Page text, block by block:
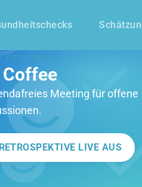
Coffee
Meeting für offene
LIVE AUS